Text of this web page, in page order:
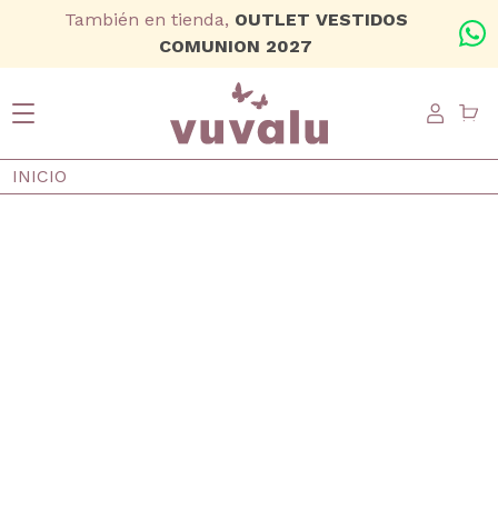
Ir al contenido principal
También en tienda, OUTLET VESTIDOS
COMUNION 2027
Ruta de navegación
INICIO